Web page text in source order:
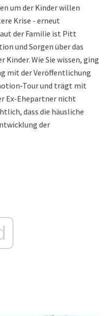
um der Kinder willen
Krise - erneut
der Familie ist Pitt
und Sorgen über das
Wie Sie wissen, ging
mit der Veröffentlichung
Tour und trägt mit
Ex-Ehepartner nicht
dass die häusliche
der